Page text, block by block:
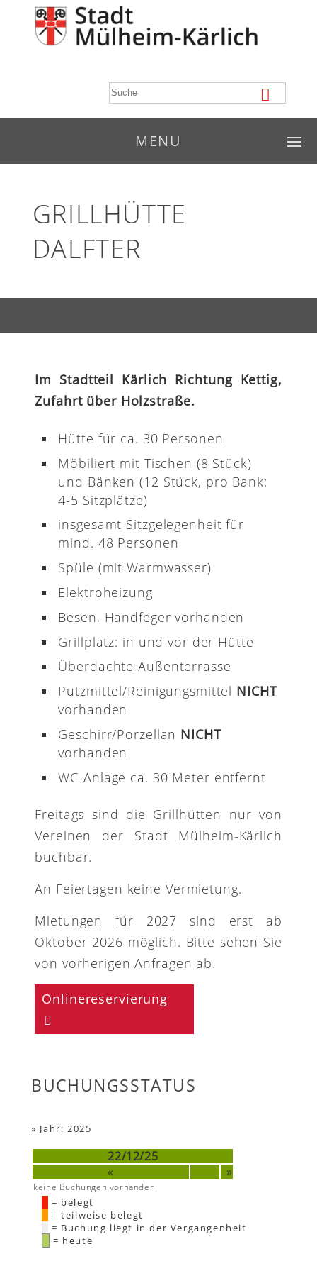
MENU
GRILLHÜTTE
DALFTER
Im Stadtteil Kärlich Richtung Kettig,
Zufahrt über Holzstraße.
Hütte für ca. 30 Personen
Möbiliert mit Tischen (8 Stück)
und Bänken (12 Stück, pro Bank:
4-5 Sitzplätze)
insgesamt Sitzgelegenheit für
mind. 48 Personen
Spüle (mit Warmwasser)
Elektroheizung
Besen, Handfeger vorhanden
Grillplatz: in und vor der Hütte
Überdachte Außenterrasse
Putzmittel/Reinigungsmittel NICHT
vorhanden
Geschirr/Porzellan NICHT
vorhanden
WC-Anlage ca. 30 Meter entfernt
Freitags sind die Grillhütten nur von
Vereinen der Stadt Mülheim-Kärlich
buchbar.
An Feiertagen keine Vermietung.
Mietungen für 2027 sind erst ab
Oktober 2026 möglich. Bitte sehen Sie
von vorherigen Anfragen ab.
Onlinereservierung
BUCHUNGSSTATUS
» Jahr: 2025
22/12/25
«
»
keine Buchungen vorhanden
= belegt
= teilweise belegt
= Buchung liegt in der Vergangenheit
= heute